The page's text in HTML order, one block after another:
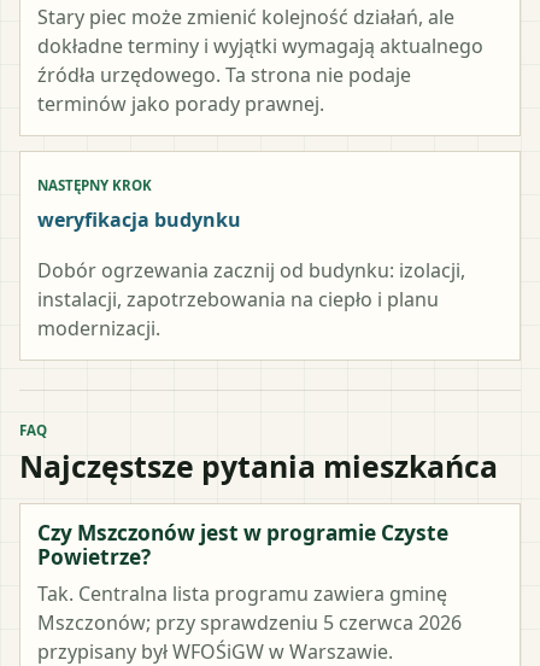
Stary piec może zmienić kolejność działań, ale
dokładne terminy i wyjątki wymagają aktualnego
źródła urzędowego. Ta strona nie podaje
terminów jako porady prawnej.
NASTĘPNY KROK
weryfikacja budynku
Dobór ogrzewania zacznij od budynku: izolacji,
instalacji, zapotrzebowania na ciepło i planu
modernizacji.
FAQ
Najczęstsze pytania mieszkańca
Czy Mszczonów jest w programie Czyste
Powietrze?
Tak. Centralna lista programu zawiera gminę
Mszczonów; przy sprawdzeniu 5 czerwca 2026
przypisany był WFOŚiGW w Warszawie.